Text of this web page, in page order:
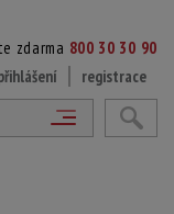
zdarma 800 30 30 90
registrace